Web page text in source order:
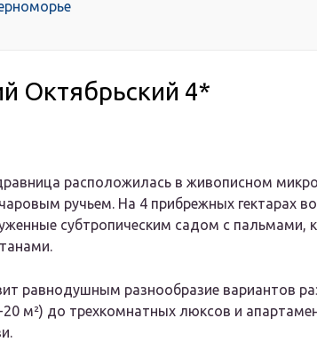
Октябрьский 4*
расположилась в живописном
ручьем. На 4 прибрежных гектарах
субтропическим садом с пальмами,
равнодушным разнообразие вариантов
20 м²) до трехкомнатных люксов и